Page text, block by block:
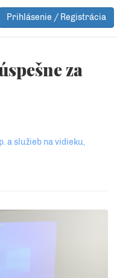
Prihlásenie / Registrácia
za
a služieb na vidieku,